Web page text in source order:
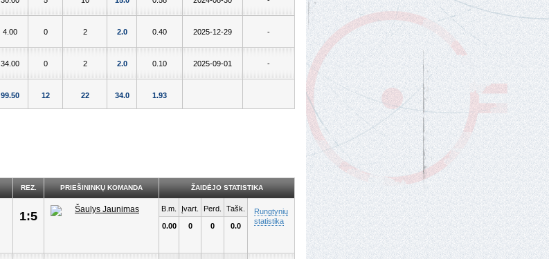
4.00 0 2 2.0 0.40 2025-12-29 -
34.00 0 2 2.0 0.10 2025-09-01 -
99.50 12 22 34.0 1.93
REZ. PRIEŠININKŲ KOMANDA ŽAIDĖJO STATISTIKA
1:5
B.m.
0.00
Įvart.
0
Perd.
0
Tašk.
0.0
Rungtynių
statistika